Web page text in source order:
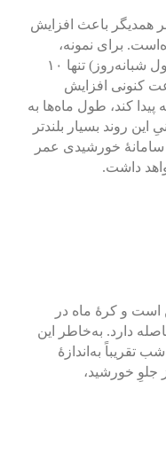
همدیگر باعث افزایش
برای نمونه،
زمانی مدت حرکت وضعیِ زمین (طول شبانه‌روز) تنها ۱۰
اما این زمان به ۲۴ ساعت کنونی افزایش
پیدا کند، طول ماه‌ها به
این روند بسیار بلندتر
سامانهٔ خورشیدی عمر
داشت.
است و کرهٔ ماه در
دارد. به‌خاطر این
تقریباً به‌اندازهٔ
جلوِ خورشید،